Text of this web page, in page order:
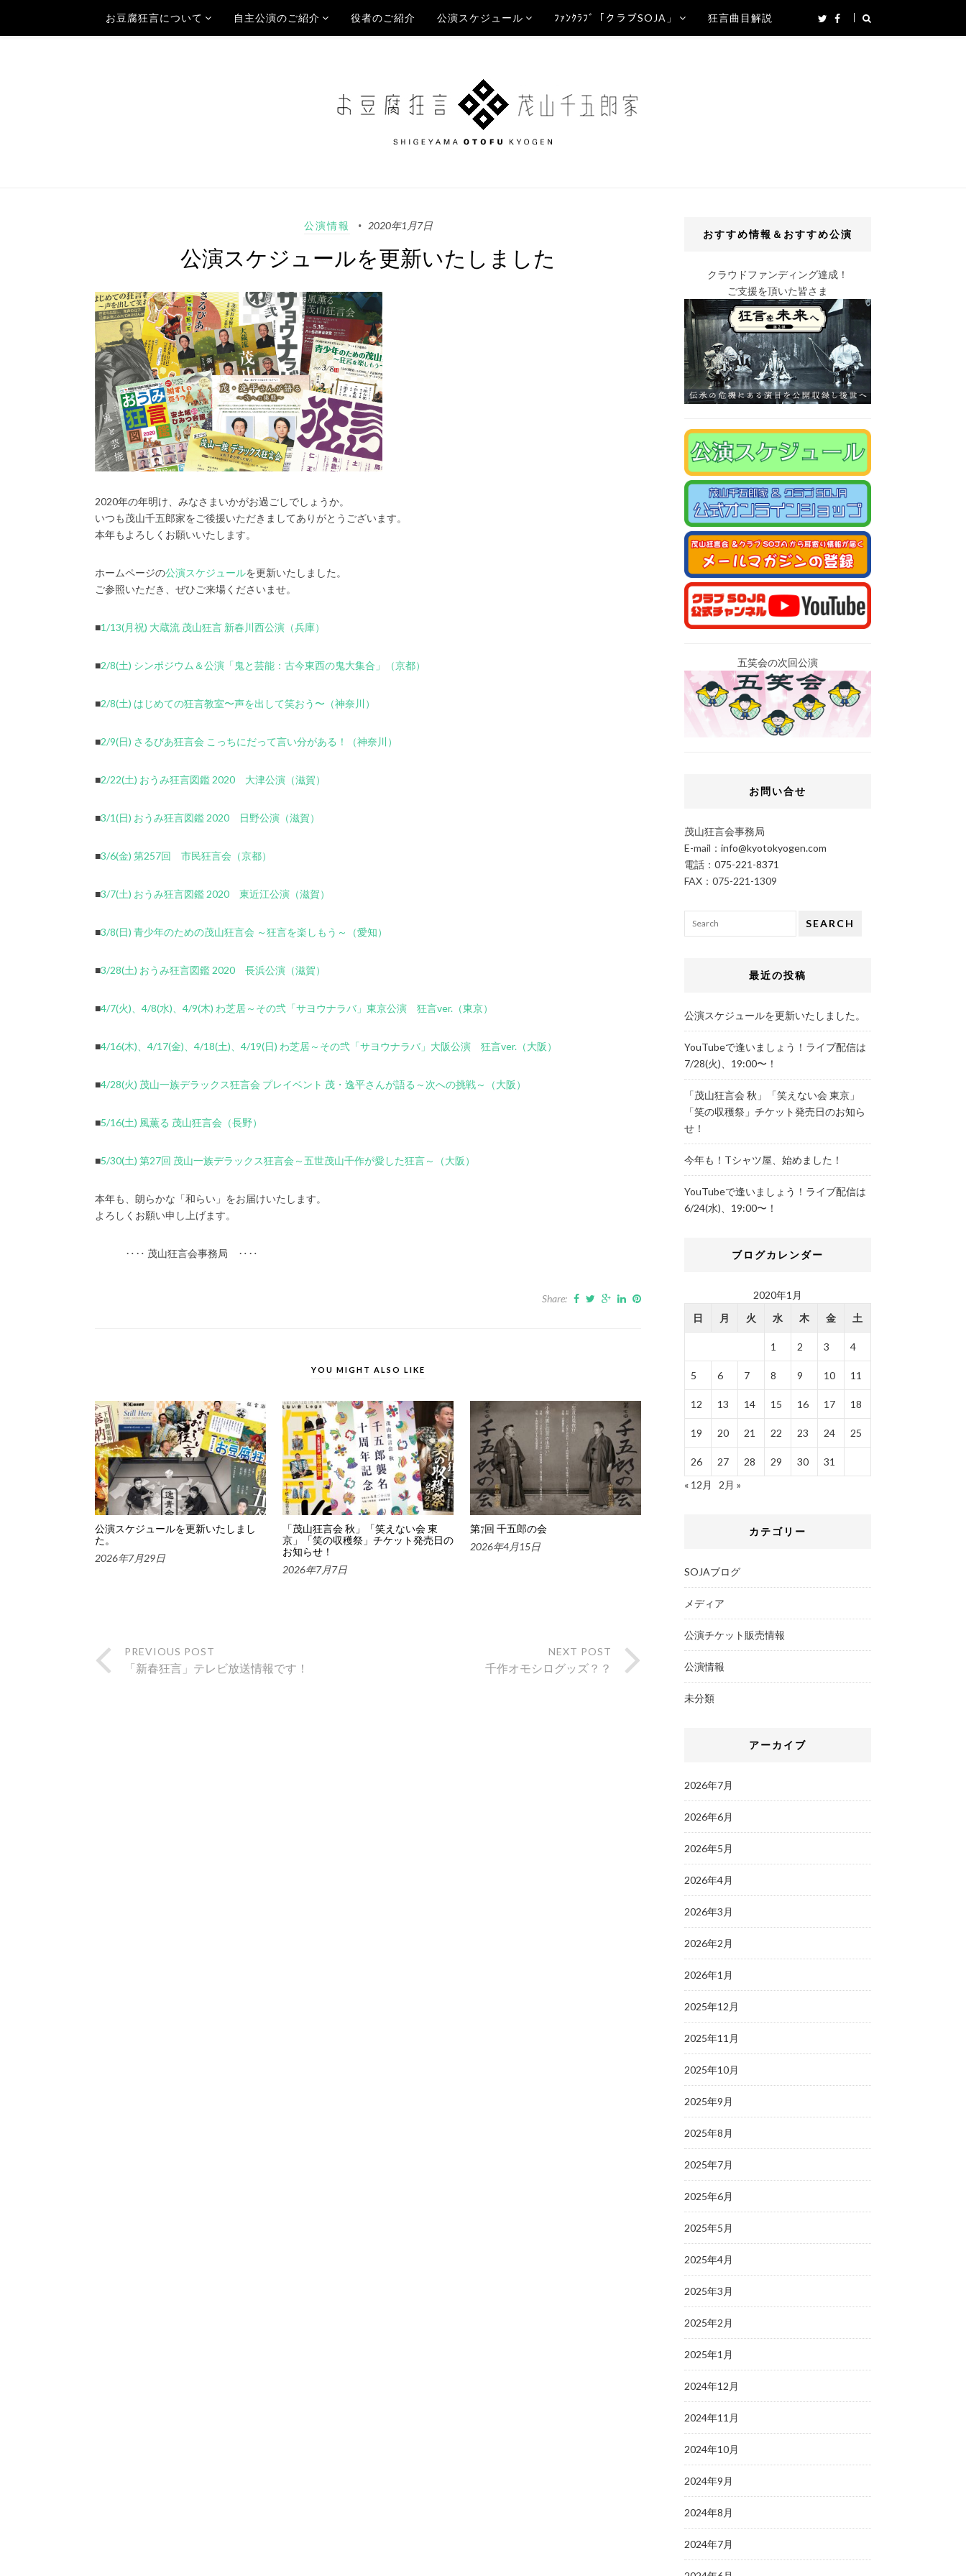
お豆腐狂言について 自主公演のご紹介 役者のご紹介 公演スケジュール ﾌｧﾝｸﾗﾌﾞ「クラブSOJA」 狂言曲目解説
公演情報 2020年1月7日
公演スケジュールを更新いたしました
2020年の年明け、みなさまいかがお過ごしでしょうか。
いつも茂山千五郎家をご後援いただきましてありがとうございます。
本年もよろしくお願いいたします。
ホームページの公演スケジュールを更新いたしました。
ご参照いただき、ぜひご来場くださいませ。
■1/13(月祝) 大蔵流 茂山狂言 新春川西公演（兵庫）
■2/8(土) シンポジウム＆公演「鬼と芸能：古今東西の鬼大集合」（京都）
■2/8(土) はじめての狂言教室〜声を出して笑おう〜（神奈川）
■2/9(日) さるびあ狂言会 こっちにだって言い分がある！（神奈川）
■2/22(土) おうみ狂言図鑑 2020 大津公演（滋賀）
■3/1(日) おうみ狂言図鑑 2020 日野公演（滋賀）
■3/6(金) 第257回 市民狂言会（京都）
■3/7(土) おうみ狂言図鑑 2020 東近江公演（滋賀）
■3/8(日) 青少年のための茂山狂言会 ～狂言を楽しもう～（愛知）
■3/28(土) おうみ狂言図鑑 2020 長浜公演（滋賀）
■4/7(火)、4/8(水)、4/9(木) わ芝居～その弐「サヨウナラバ」東京公演 狂言ver.（東京）
■4/16(木)、4/17(金)、4/18(土)、4/19(日) わ芝居～その弐「サヨウナラバ」大阪公演 狂言ver.（大阪）
■4/28(火) 茂山一族デラックス狂言会 プレイベント 茂・逸平さんが語る～次への挑戦～（大阪）
■5/16(土) 風薫る 茂山狂言会（長野）
■5/30(土) 第27回 茂山一族デラックス狂言会～五世茂山千作が愛した狂言～（大阪）
本年も、朗らかな「和らい」をお届けいたします。
よろしくお願い申し上げます。
‥‥ 茂山狂言会事務局 ‥‥
Share:
YOU MIGHT ALSO LIKE
公演スケジュールを更新いたしまし
た。
2026年7月29日
「茂山狂言会 秋」「笑えない会 東
京」「笑の収穫祭」チケット発売日の
お知らせ！
2026年7月7日
第7回 千五郎の会
2026年4月15日
PREVIOUS POST
「新春狂言」テレビ放送情報です！
NEXT POST
千作オモシログッズ？？
おすすめ情報＆おすすめ公演
クラウドファンディング達成！
ご支援を頂いた皆さま
五笑会の次回公演
お問い合せ
茂山狂言会事務局
E-mail： info@kyotokyogen.com
電話： 075-221-8371
FAX：075-221-1309
SEARCH
最近の投稿
公演スケジュールを更新いたしました。
YouTubeで逢いましょう！ライブ配信は
7/28(火)、19:00〜！
「茂山狂言会 秋」「笑えない会 東京」
「笑の収穫祭」チケット発売日のお知ら
せ！
今年も！Tシャツ屋、始めました！
YouTubeで逢いましょう！ライブ配信は
6/24(水)、19:00〜！
ブログカレンダー
2020年1月
日
月 火 水 木 金 土
1 2 3 4
5 6 7 8 9 10 11
12 13 14 15 16 17 18
19 20 21 22 23 24 25
26 27 28 29 30
31
« 12月
2月 »
カテゴリー
SOJAブログ
メディア
公演チケット販売情報
公演情報
未分類
アーカイブ
2026年7月
2026年6月
2026年5月
2026年4月
2026年3月
2026年2月
2026年1月
2025年12月
2025年11月
2025年10月
2025年9月
2025年8月
2025年7月
2025年6月
2025年5月
2025年4月
2025年3月
2025年2月
2025年1月
2024年12月
2024年11月
2024年10月
2024年9月
2024年8月
2024年7月